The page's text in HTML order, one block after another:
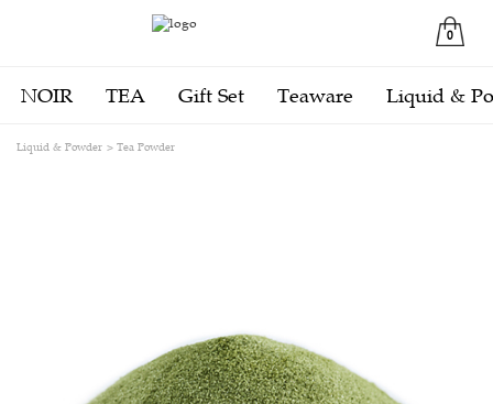
0
NOIR TEA Gift Set Teaware Liquid &
Liquid & Powder Tea Powder